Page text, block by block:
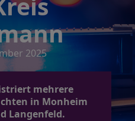
2025
mehrere
in Monheim
Langenfeld.